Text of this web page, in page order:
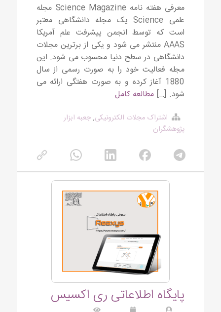
معرفی هفته نامه Science Magazine مجله
علمی Science یک مجله دانشگاهی معتبر
است که توسط انجمن پیشرفت علم آمریکا
AAAS منتشر می شود و یکی از برترین مجلات
دانشگاهی در سطح دنیا محسوب می شود. این
مجله فعالیت خود را به صورت رسمی از سال
1880 آغاز کرده و به صورت هفتگی ارائه می
شود. […]مطالعه کامل
اشتراک مجلات الکترونیکی,جعبه ابزار
پژوهشگران
پایگاه اطلاعاتی ری اکسیس